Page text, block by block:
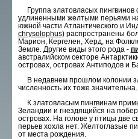
Группа златовласых пингвинов
удлиненными желтыми перьями
южной части Атлантического и
chrysolophus)распространены
Марион, Кергелен, Херд, на
Земле. Дру­гие виды этого рода -
австралийском секторе
ост­ровах, островах Антиподов и
В недавнем прошлом колонии
численность их тоже
К златовласым пингвинам
Зеландии и гнездя­щийся на
островах. На голове у птицы две
перьев хохла нет. Желтоглазые
от места рождения.